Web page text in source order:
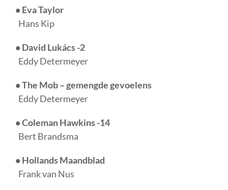
• Eva Taylor
Hans Kip
• David Lukács -2
Eddy Determeyer
• The Mob – gemengde gevoelens
Eddy Determeyer
• Coleman Hawkins -14
Bert Brandsma
• Hollands Maandblad
Frank van Nus